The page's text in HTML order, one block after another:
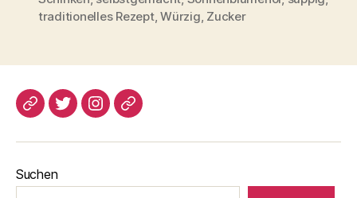
traditionelles Rezept,Würzig, Zucker
blogspotTwitterInstagramPinterest
Suchen